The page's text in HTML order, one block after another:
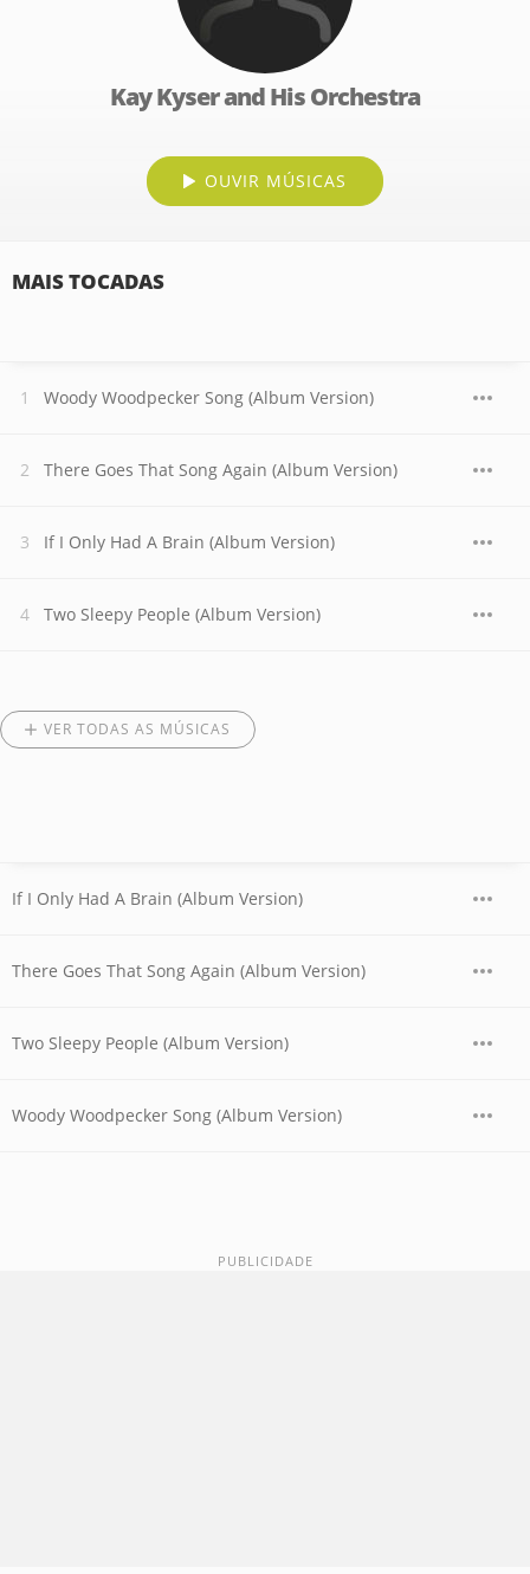
Kay Kyser and His Orchestra
OUVIR MÚSICAS
MAIS TOCADAS
Woody Woodpecker Song (Album Version)
There Goes That Song Again (Album Version)
If I Only Had A Brain (Album Version)
Two Sleepy People (Album Version)
VER TODAS AS MÚSICAS
If I Only Had A Brain (Album Version)
There Goes That Song Again (Album Version)
Two Sleepy People (Album Version)
Woody Woodpecker Song (Album Version)